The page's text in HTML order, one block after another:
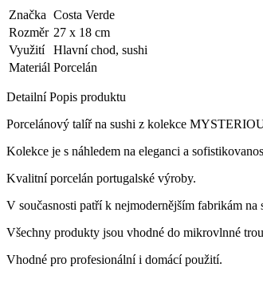
Značka Costa Verde
Rozměr 27 x 18 cm
Využití
Hlavní chod, sushi
Materiál Porcelán
Detailní Popis produktu
Porcelánový talíř na sushi z kolekce
Kolekce je s náhledem na eleganci a
Kvalitní porcelán portugalské výroby.
V současnosti patří k nejmodernějším fabrikám
Všechny produkty jsou vhodné do mikrovlnné
Vhodné pro profesionální i domácí použití.